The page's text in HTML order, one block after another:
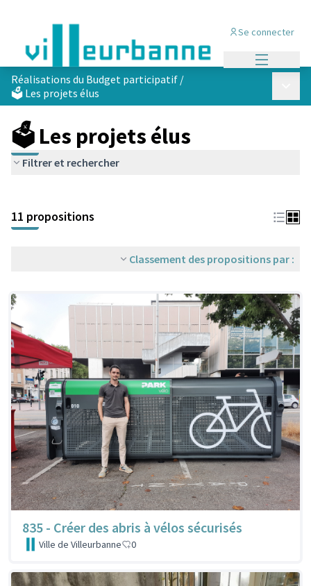
Se connecter
Réalisations du Budget participatif /
🗳️ Les projets élus
🗳️ Les projets élus
Filtrer et rechercher
+
−
11 propositions
Classement des propositions par :
835 - Créer des abris à vélos sécurisés
Ville de Villeurbanne 0